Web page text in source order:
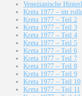
Venezianische
Kreta 1977 – im
Kreta 1977 – Teil 2
Kreta 1977 – Teil 3
Kreta 1977 – Teil 4
Kreta 1977 – Teil 5
Kreta 1977 – Teil 6
Kreta 1977 – Teil 7
Kreta 1977 – Teil 8
Kreta 1977 – Teil 9
Kreta 1977 – Teil 10
Kreta 1977 – Teil 11